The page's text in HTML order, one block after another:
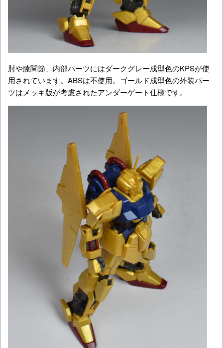
肘や膝関節、内部パーツにはダークグレー成型色のKPSが使
用されています。ABSは不使用。ゴールド成型色の外装パー
ツはメッキ版が考慮されたアンダーゲート仕様です。